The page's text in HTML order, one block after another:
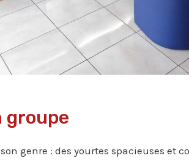
groupe
genre : des yourtes spacieuses et